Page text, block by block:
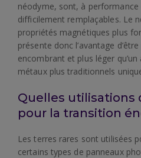
néodyme, sont, à
difficilement remplaçables. Le
propriétés magnétiques plus
présente donc l’avantage
encombrant et plus léger
métaux plus traditionnels
Quelles utilisations
pour la transition
Les terres rares sont utilisées
certains types de panneaux